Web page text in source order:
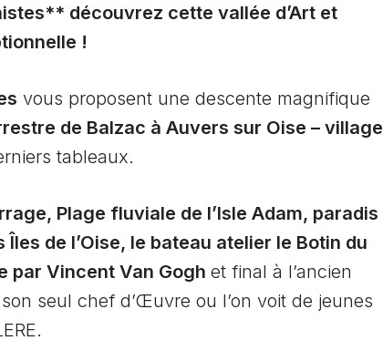
découvrez cette vallée d’Art et
!
vous proposent une descente magnifique
de Balzac à Auvers sur Oise – village
tableaux.
Plage fluviale de l’Isle Adam, paradis
de l’Oise, le bateau atelier le Botin du
par Vincent Van Gogh et final à l’ancien
seul chef d’Œuvre ou l’on voit de jeunes